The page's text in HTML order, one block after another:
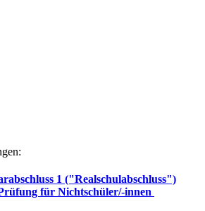
1 ("Realschulabschluss")
für Nichtschüler/-innen